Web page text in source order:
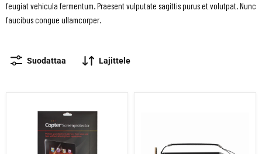
feugiat vehicula fermentum. Praesent vulputate sagittis purus et volutpat. Nunc
faucibus congue ullamcorper.
Suodattaa Lajittele